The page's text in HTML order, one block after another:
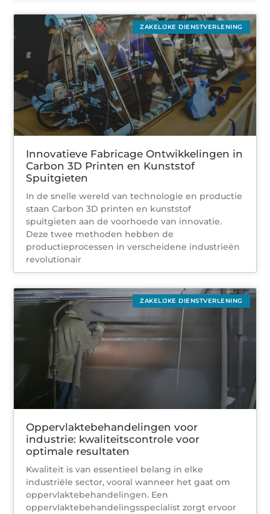
ZAKELIJKE DIENSTVERLENING
Innovatieve Fabricage Ontwikkelingen in
Carbon 3D Printen en Kunststof
Spuitgieten
In de snelle wereld van technologie en productie
staan Carbon 3D printen en kunststof
spuitgieten aan de voorhoede van innovatie.
Deze twee methoden hebben de
productieprocessen in verscheidene industrieën
revolutionair
ZAKELIJKE DIENSTVERLENING
Oppervlaktebehandelingen voor
industrie: kwaliteitscontrole voor
optimale resultaten
Kwaliteit is van essentieel belang in elke
industriële sector, vooral wanneer het gaat om
oppervlaktebehandelingen. Een
oppervlaktebehandelingsspecialist zorgt ervoor